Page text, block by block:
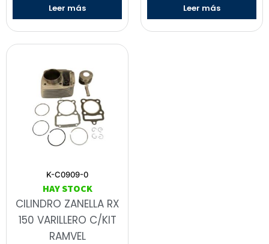
Leer más Leer más
K-C0909-0
HAY STOCK
CILINDRO ZANELLA RX
150 VARILLERO C/KIT
RAMVEL